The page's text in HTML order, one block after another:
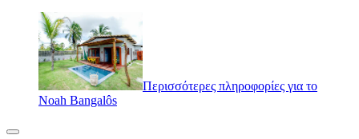
Περισσότερες πληροφορίες για το
Noah Bangalôs